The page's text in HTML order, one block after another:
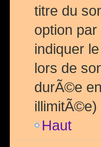
titre du
option
indiquer
lors de
durÃ©e
illimitÃ©e)
Haut